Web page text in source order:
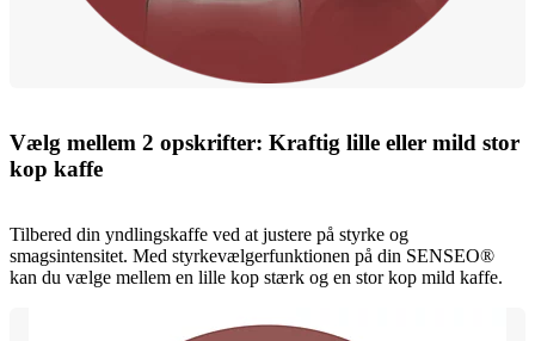
Vælg mellem 2 opskrifter: Kraftig lille eller mild stor
kop kaffe
Tilbered din yndlingskaffe ved at justere på styrke og
smagsintensitet. Med styrkevælgerfunktionen på din SENSEO®
kan du vælge mellem en lille kop stærk og en stor kop mild kaffe.